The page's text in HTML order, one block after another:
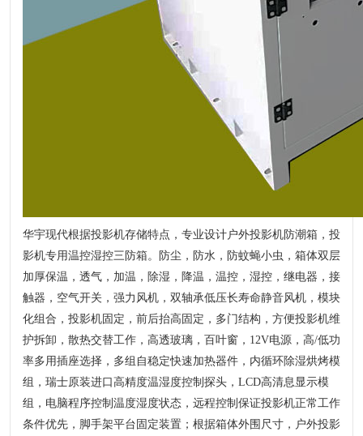
华宇现代根据投影机存储特点，专业设计户外投影机防潮箱，投
影机专用温控湿控三防箱。防尘，防水，防蚊蝇小虫，箱体双层
加厚保温，透气，加温，除湿，降温，温控，湿控，继电器，接
触器，空气开关，强力风机，双轴承低压长寿命静音风机，模块
化组合，投影机固定，前后抬高固定，多门结构，方便投影机维
护拆卸，散热交替工作，高透玻璃，百叶窗，12V电源，高/低功
率多用插座选择，多组自稳定快速加热器件，内循环除湿烘烤模
组，瑞士原装进口高精度温湿度控制探头，LCD高清息显示模
组，电脑程序控制温度湿度状态，远程控制保证投影机正常工作
条件优先，脚手架平台固定装置；根据箱体外围尺寸，户外投影